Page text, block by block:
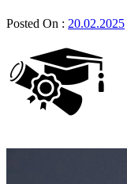
Posted On : 20.02.2025